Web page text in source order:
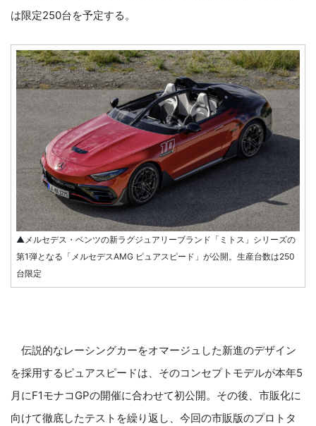
は限定250台を予定する。
▲メルセデス・ベンツの新ラグジュアリーブランド「ミトス」シリーズの
第1弾となる「メルセデスAMG ピュアスピード」が公開。生産台数は250
台限定
伝説的なレーシングカーをオマージュした新進のデザイン
を採用するピュアスピードは、そのコンセプトモデルが本年5
月にF1モナコGPの開催に合わせて初公開。その後、市販化に
向けて徹底したテストを繰り返し、今回の市販版のプロトタ